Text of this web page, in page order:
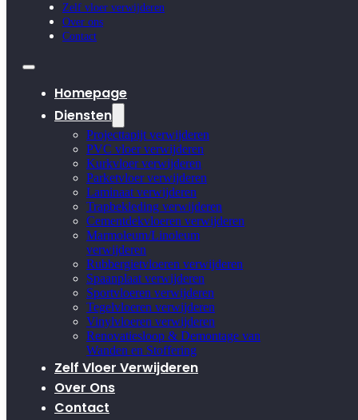
Zelf vloer verwijderen
Over ons
Contact
Homepage
Diensten
Projecttapijt verwijderen
PVC vloer verwijderen
Kurkvloer verwijderen
Parketvloer verwijderen
Laminaat verwijderen
Trapbekleding verwijderen
Cementdekvloeren verwijderen
Marmoleum/Linoleum
verwijderen
Rubbergietvloeren verwijderen
Spaanplaat verwijderen
Sportvloeren verwijderen
Tegelvloeren verwijderen
Vinylvloeren verwijderen
Renovatiesloop & Demontage van
Wanden en Stoffering
Zelf Vloer Verwijderen
Over Ons
Contact